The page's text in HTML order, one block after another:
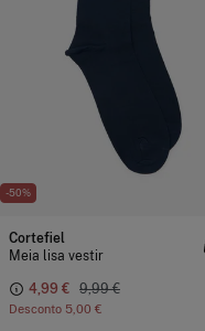
-50%
Cortefiel
Meia lisa vestir
4,99 € 9,99 €
Desconto 5,00 €